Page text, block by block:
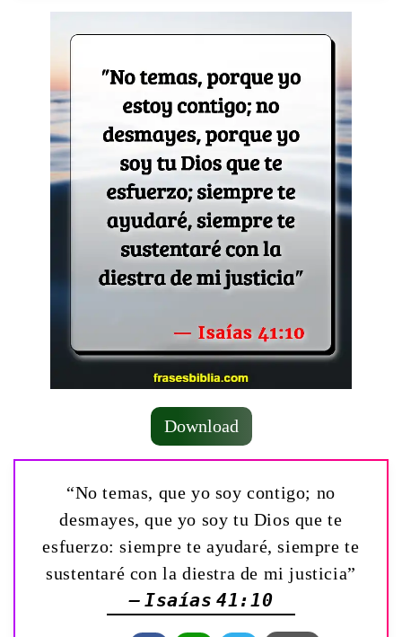
Download
“No temas, que yo soy contigo; no
desmayes, que yo soy tu Dios que te
esfuerzo: siempre te ayudaré, siempre te
sustentaré con la diestra de mi justicia”
— Isaías 41:10